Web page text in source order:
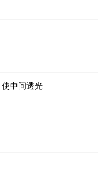
使中间透光